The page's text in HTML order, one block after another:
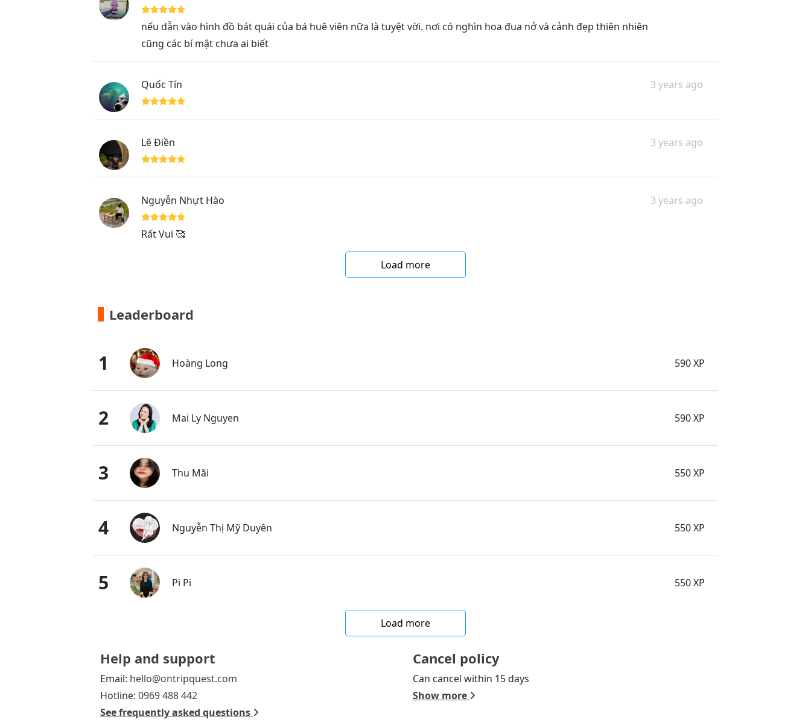
nếu dẫn vào hình đồ bát quái của bá huê viên nữa là tuyệt vời. nơi có nghìn hoa đua nở và cảnh đẹp thiên nhiên
cũng các bí mật chưa ai biết
Quốc Tín 3 years ago
Lê Điền 3 years ago
Nguyễn Nhựt Hào
Rất Vui 🥰
3 years ago
Load more
Leaderboard
1 Hoàng Long 590 XP
2 Mai Ly Nguyen 590 XP
3 Thu Mãi 550 XP
4 Nguyễn Thị Mỹ Duyên 550 XP
5 Pi Pi 550 XP
Load more
Help and support
Email: hello@ontripquest.com
Hotline: 0969 488 442
See frequently asked questions
Cancel policy
Can cancel within 15 days
Show more